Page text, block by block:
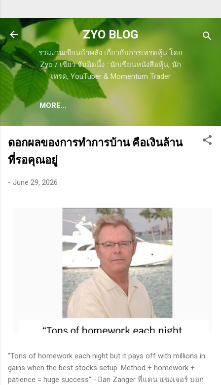
ZYO BLOG
รวมงานเขียนบ้าพลัง เกี่ยวกับการเทรดหุ้น โดย
Zyo / เซียว จับอิดนึ้ง : นักเขียนหนังสือหุ้น, นัก
เทรด, YouTuber & Momentum Trader
MORE…
ดอกผลของการทำการบ้าน คือเงินล้าน
ที่รอคุณอยู่
- June 29, 2026
“Tons of homework each night but it pays off with millions in
gains when the best stocks setup. Method + homework +
patience = huge success” - Dan Zanger พี่แดน แซงเจอร์ บอก